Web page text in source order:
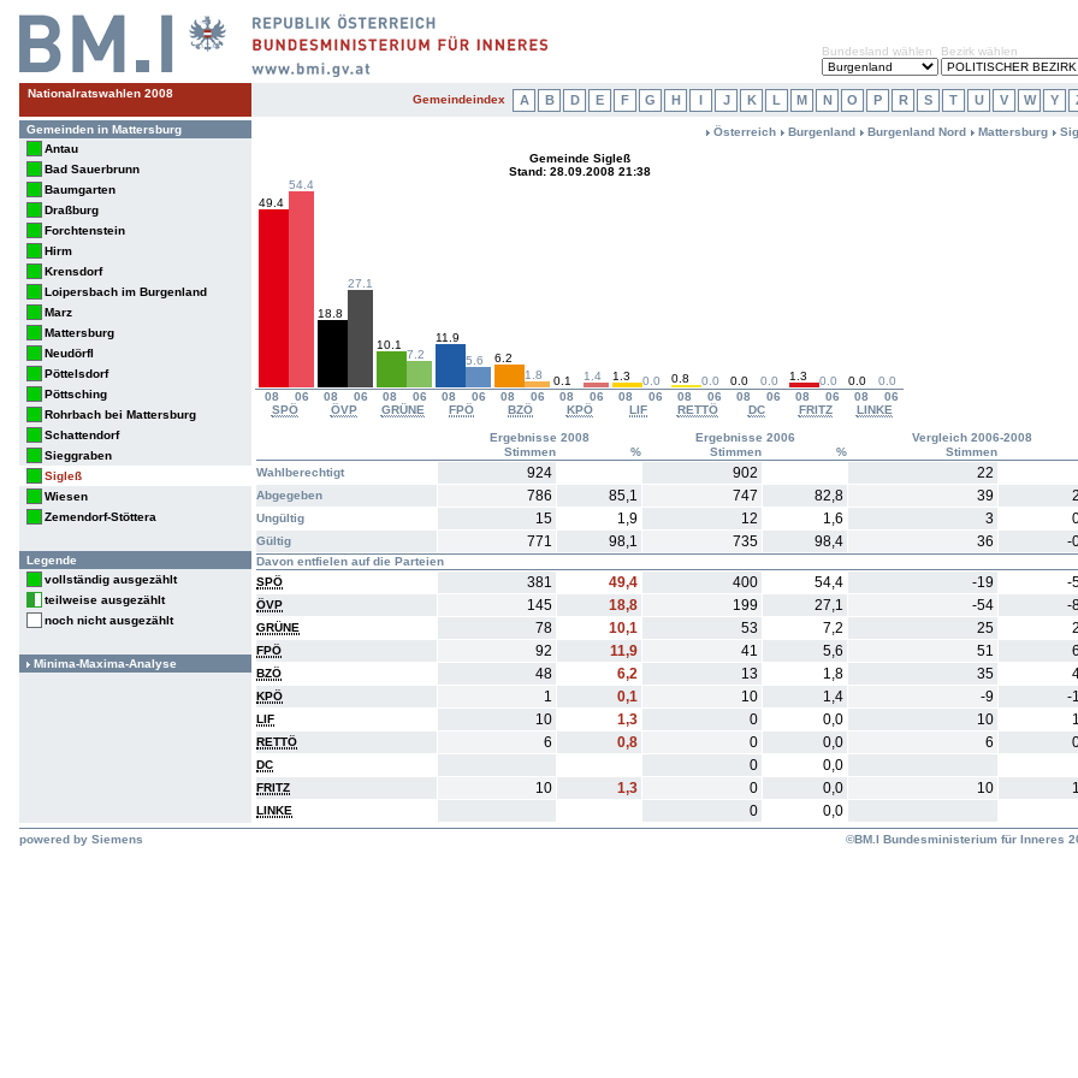
Nationalratswahlen 2008
Bundesland wählen Bezirk wählen
Gemeindeindex A B D E F G H I J K L M N O P R S T U V W Y
Gemeinden in Mattersburg
Antau
Bad Sauerbrunn
Baumgarten
Draßburg
Forchtenstein
Hirm
Krensdorf
Loipersbach im Burgenland
Marz
Mattersburg
Neudörfl
Pöttelsdorf
Pöttsching
Rohrbach bei Mattersburg
Schattendorf
Sieggraben
Sigleß
Wiesen
Zemendorf-Stöttera
Legende
vollständig ausgezählt
teilweise ausgezählt
noch nicht ausgezählt
Minima-Maxima-Analyse
Österreich Burgenland Burgenland Nord Mattersburg
Gemeinde Sigleß
Stand: 28.09.2008 21:38
08 06 08 06 08 06 08 06 08 06 08 06 08 06 08 06 08 06 08 06 08
06
SPÖ
ÖVP GRÜNE FPÖ BZÖ KPÖ LIF RETTÖ DC FRITZ LINKE
49.4
54.4
18.8
27.1
10.1
7.2
11.9
5.6
6.2
1.8
0.1 1.4 1.3 0.0 0.8 0.0 0.0 0.0 1.3 0.0 0.0 0.0
Ergebnisse 2008 Ergebnisse 2006
Vergleich 2006-2008
Stimmen
% Stimmen % Stimmen
Wahlberechtigt
924 902 22
Abgegeben 786 85,1 747 82,8 39
Ungültig 15 1,9 12 1,6 3
Gültig 771 98,1 735 98,4 36 -
Davon entfielen auf die Parteien
SPÖ
381 49,4 400 54,4 -19 -
ÖVP 145 18,8 199 27,1 -54 -
GRÜNE 78 10,1 53 7,2 25
FPÖ 92 11,9 41 5,6 51
BZÖ 48 6,2 13 1,8 35
KPÖ 1 0,1 10 1,4 -9 -
LIF 10 1,3 0 0,0 10
RETTÖ 6 0,8 0 0,0 6
DC 0 0,0
FRITZ 10 1,3 0 0,0 10
LINKE 0 0,0
powered by Siemens ©BM.I Bundesministerium für Inneres